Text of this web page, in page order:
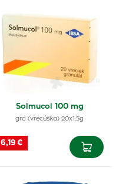
Solmucol 100 mg
gra (vrecúška) 20x1,5g
6,19 €